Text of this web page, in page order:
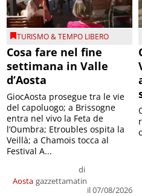
TURISMO & TEMPO LIBERO
Cosa fare nel fine
settimana in Valle
d’Aosta
Aosta
di
gazzettamatin
il 07/08/2026
GiocAosta prosegue tra le vie
del capoluogo; a Brissogne
entra nel vivo la Feta de
l’Oumbra; Etroubles ospita la
Veillà; a Chamois tocca al
Festival A...